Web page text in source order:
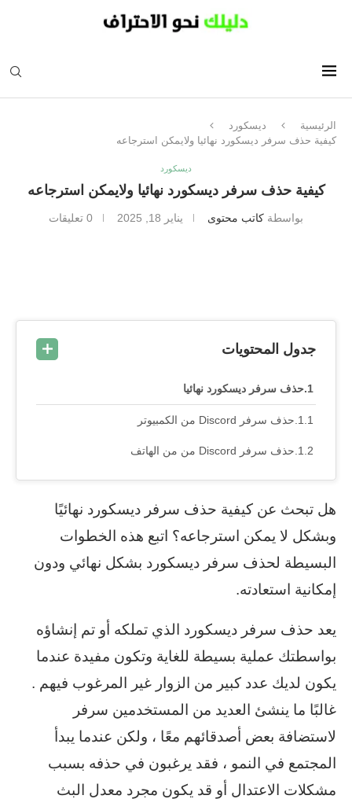
الرئيسية
ديسكورد
كيفية حذف سرفر ديسكورد نهائيا ولايمكن استرجاعه
ديسكورد
كيفية حذف سرفر ديسكورد نهائيا ولايمكن استرجاعه
بواسطة كاتب محتوى يناير 18, 2025 0 تعليقات
جدول المحتويات
حذف سرفر ديسكورد نهائيا
حذف سرفر Discord من الكمبيوتر
حذف سرفر Discord من من الهاتف
هل تبحث عن كيفية حذف سرفر ديسكورد نهائيًا
وبشكل لا يمكن استرجاعه؟ اتبع هذه الخطوات
البسيطة لحذف سرفر ديسكورد بشكل نهائي ودون
إمكانية استعادته.
يعد حذف سرفر ديسكورد الذي تملكه أو تم إنشاؤه
بواسطتك عملية بسيطة للغاية وتكون مفيدة عندما
يكون لديك عدد كبير من الزوار غير المرغوب فيهم .
غالبًا ما ينشئ العديد من المستخدمين سرفر
لاستضافة بعض أصدقائهم معًا ، ولكن عندما يبدأ
المجتمع في النمو ، فقد يرغبون في حذفه بسبب
مشكلات الاعتدال أو قد يكون مجرد معدل البث